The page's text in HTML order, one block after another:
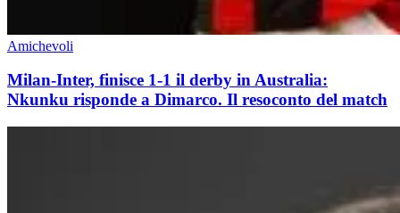
Amichevoli
Milan-Inter, finisce 1-1 il derby in Australia:
Nkunku risponde a Dimarco. Il resoconto del match